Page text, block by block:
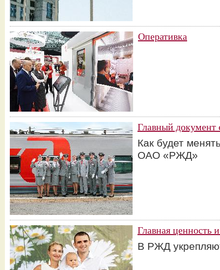
Оперативка
Главный документ
Как будет
ОАО «РЖД»
Главная ценность
В РЖД